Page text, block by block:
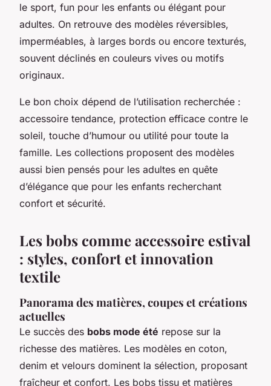
le sport, fun pour les enfants ou élégant pour
adultes. On retrouve des modèles réversibles,
imperméables, à larges bords ou encore texturés,
souvent déclinés en couleurs vives ou motifs
originaux.
Le bon choix dépend de l’utilisation recherchée :
accessoire tendance, protection efficace contre le
soleil, touche d’humour ou utilité pour toute la
famille. Les collections proposent des modèles
aussi bien pensés pour les adultes en quête
d’élégance que pour les enfants recherchant
confort et sécurité.
Les bobs comme accessoire estival
: styles, confort et innovation
textile
Panorama des matières, coupes et créations
actuelles
Le succès des bobs mode été repose sur la
richesse des matières. Les modèles en coton,
denim et velours dominent la sélection, proposant
fraîcheur et confort. Les bobs tissu et matières